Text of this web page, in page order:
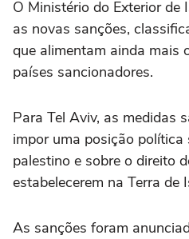
O Ministério do Exterior de
as novas sanções,
que alimentam ainda mais
países sancionadores.
Para Tel Aviv, as medidas
impor uma posição
palestino e sobre o direito
estabelecerem na Terra de
As sanções foram